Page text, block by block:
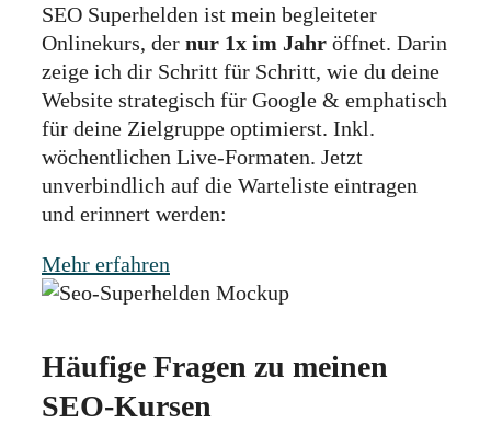
SEO Superhelden ist mein begleiteter
Onlinekurs, der nur 1x im Jahr öffnet. Darin
zeige ich dir Schritt für Schritt, wie du deine
Website strategisch für Google & emphatisch
für deine Zielgruppe optimierst. Inkl.
wöchentlichen Live-Formaten. Jetzt
unverbindlich auf die Warteliste eintragen
und erinnert werden:
Mehr erfahren
Häufige Fragen zu meinen
SEO-Kursen